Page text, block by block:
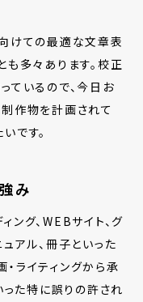
けての最適な文章表
も多々あります。校正
ているので、今日お
作物を計画されて
です。
み
ング、WEBサイト、グ
アル、冊子といった
ライティングから承
った特に誤りの許され